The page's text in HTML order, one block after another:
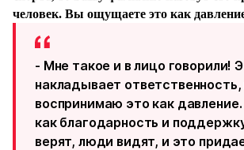
человек. Вы ощущаете это как
- Мне такое и в лицо говорили!
накладывает ответственность,
воспринимаю это как
как благодарность и
верят, люди видят, и это